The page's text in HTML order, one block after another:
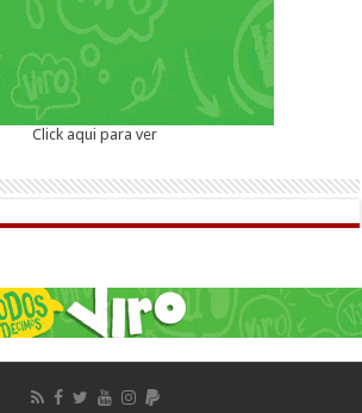
Click aqui para ver